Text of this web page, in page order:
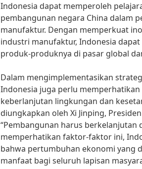
Indonesia dapat memperoleh
pembangunan negara China dalam
manufaktur. Dengan memperkuat
industri manufaktur, Indonesia
produk-produknya di pasar global
Dalam mengimplementasikan
Indonesia juga perlu
keberlanjutan lingkungan dan
diungkapkan oleh Xi Jinping,
“Pembangunan harus berkelanjutan
memperhatikan faktor-faktor ini,
bahwa pertumbuhan ekonomi yang
manfaat bagi seluruh lapisan